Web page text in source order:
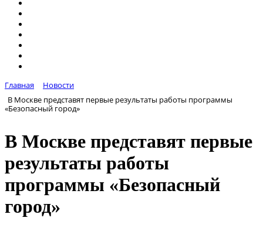
Главная
Новости
В Москве представят первые результаты работы программы
«Безопасный город»
В Москве представят первые
результаты работы
программы «Безопасный
город»